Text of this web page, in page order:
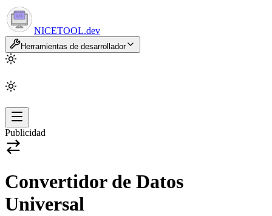
NICETOOL.dev
Herramientas de desarrollador
Publicidad
Convertidor de Datos
Universal